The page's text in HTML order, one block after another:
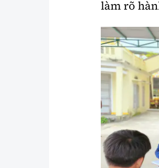
Lao động - Công đoàn
Thời sự Quốc tế
Hồ sơ tài liệu
Thế giới giao thông
Thế giới xây dựng
làm rõ